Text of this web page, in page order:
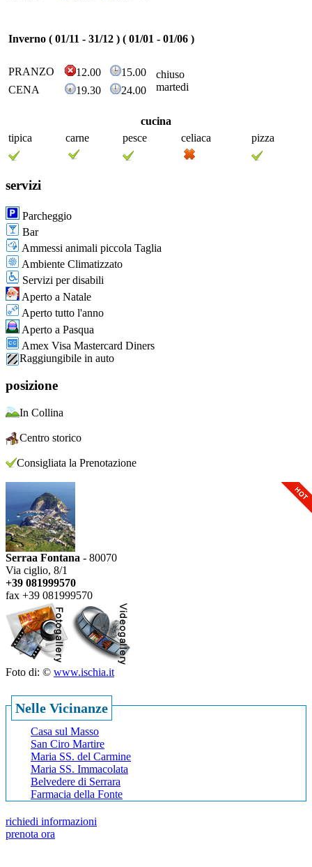
Inverno ( 01/11 - 31/12 ) ( 01/01 - 01/06 )
PRANZO 12.00 15.00
chiuso
martedi
CENA 19.30 24.00
cucina
tipica
carne pesce celiaca pizza
servizi
Parcheggio
Bar
Ammessi animali piccola Taglia
Ambiente Climatizzato
Servizi per disabili
Aperto a Natale
Aperto tutto l'anno
Aperto a Pasqua
Amex Visa Mastercard Diners
Raggiungibile in auto
posizione
In Collina
Centro storico
Consigliata la Prenotazione
Serraa Fontana - 80070
Via ciglio, 8/1
+39 081999570
fax +39 081999570
Foto di: © www.ischia.it
Nelle Vicinanze
Casa sul Masso
San Ciro Martire
Maria SS. del Carmine
Maria SS. Immacolata
Belvedere di Serrara
Farmacia della Fonte
richiedi informazioni
prenota ora